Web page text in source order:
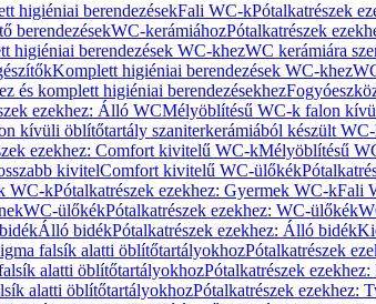
higiéniai berendezésekFali WC-kPótalkatrészek
berendezésekWC-kerámiáhozPótalkatrészek
higiéniai berendezések WC-khezWC kerámiára
Komplett higiéniai berendezések WC-khez
és komplett higiéniai berendezésekhez
ezekhez: Álló WCMélyöblítésű WC-k falon
kívüli öblítőtartály szaniterkerámiából készült
ezekhez: Comfort kivitelű WC-kMélyöblítésű
kivitelComfort kivitelű WC-ülőkék
WC-kPótalkatrészek ezekhez: Gyermek WC-kFali
WC-ülőkékPótalkatrészek ezekhez: WC-ülőkék
Álló bidékPótalkatrészek ezekhez: Álló bidék
falsík alatti öblítőtartályokhozPótalkatrészek
alatti öblítőtartályokhozPótalkatrészek
alatti öblítőtartályokhozPótalkatrészek ezekhez: